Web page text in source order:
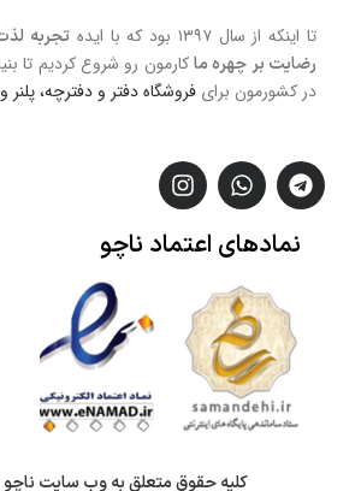
تا اینکه از سال ۱۳۹۷ بود که با ایده
تجربه
رضایت بر چهره ماکارمون رو شروع کردیم تا
در کشورمون برای فروشگاهدفتر و دفترچه،
نمادهای اعتماد ناچو
کلیه حقوق متعلق به وب سایت